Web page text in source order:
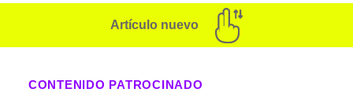
Artículo nuevo
CONTENIDO PATROCINADO